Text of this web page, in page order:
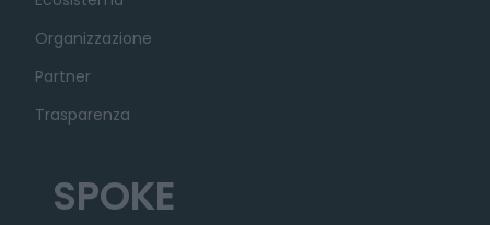
Organizzazione
Partner
Trasparenza
SPOKE